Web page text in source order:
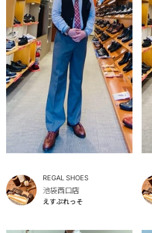
REGAL SHOES
池袋西口店
えすぷれっそ